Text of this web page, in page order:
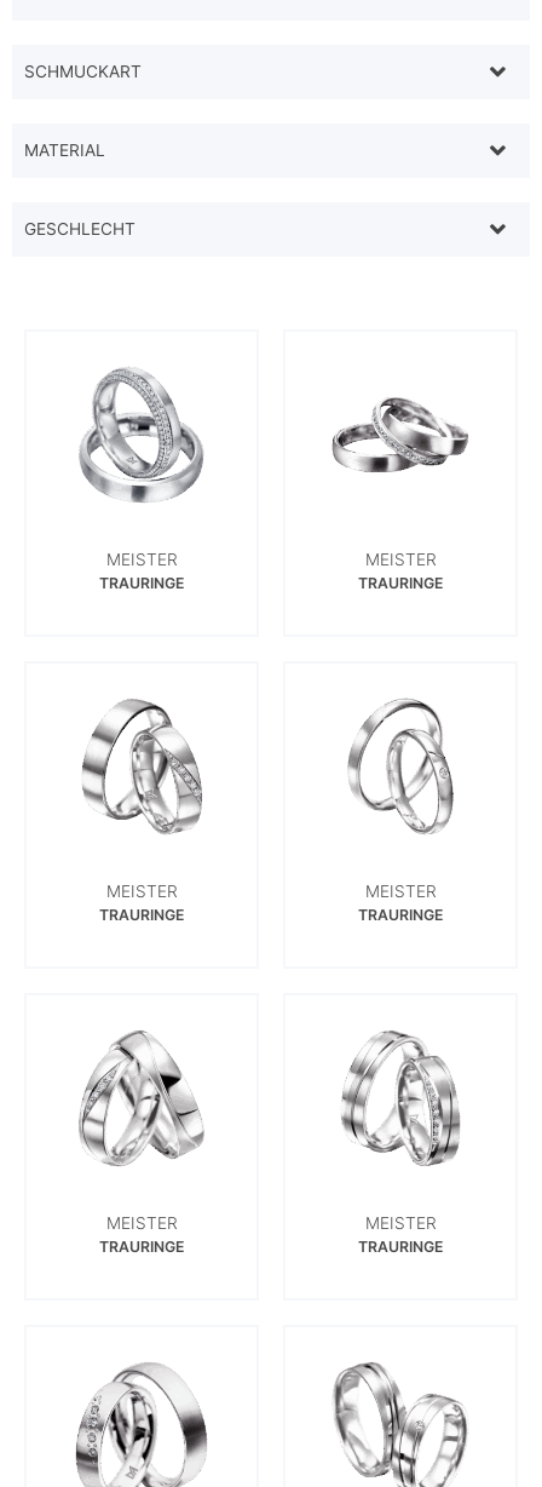
SCHMUCKART
MATERIAL
GESCHLECHT
MEISTER
TRAURINGE
MEISTER
TRAURINGE
MEISTER
TRAURINGE
MEISTER
TRAURINGE
MEISTER
TRAURINGE
MEISTER
TRAURINGE